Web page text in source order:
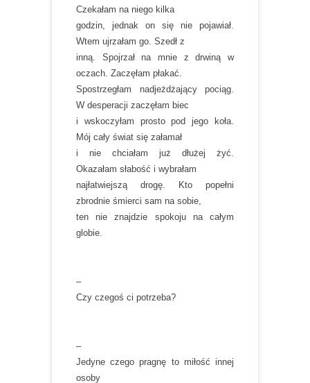
Czekałam na niego kilka
godzin, jednak on się nie pojawiał.
Wtem ujrzałam go. Szedł z
inną. Spojrzał na mnie z drwiną w
oczach. Zaczęłam płakać.
Spostrzegłam nadjeżdżający pociąg.
W desperacji zaczęłam biec
i wskoczyłam prosto pod jego koła.
Mój cały świat się załamał
i nie chciałam już dłużej żyć.
Okazałam słabość i wybrałam
najłatwiejszą drogę. Kto popełni
zbrodnie śmierci sam na sobie,
ten nie znajdzie spokoju na całym
globie.
–
Czy czegoś ci potrzeba?
–
Jedyne czego pragnę to miłość innej
osoby